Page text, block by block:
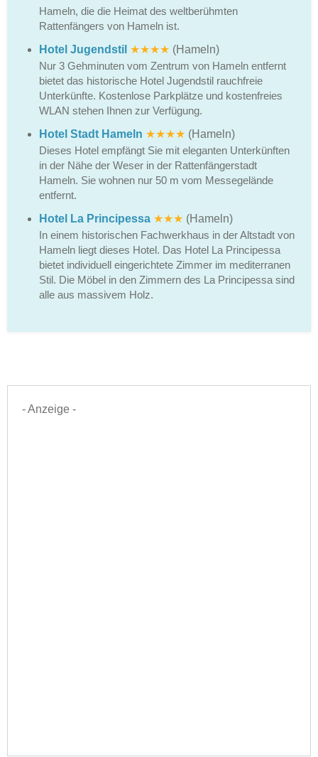
Hameln, die die Heimat des weltberühmten
Rattenfängers von Hameln ist.
Hotel Jugendstil ★★★★ (Hameln)
Nur 3 Gehminuten vom Zentrum von Hameln entfernt
bietet das historische Hotel Jugendstil rauchfreie
Unterkünfte. Kostenlose Parkplätze und kostenfreies
WLAN stehen Ihnen zur Verfügung.
Hotel Stadt Hameln ★★★★ (Hameln)
Dieses Hotel empfängt Sie mit eleganten Unterkünften
in der Nähe der Weser in der Rattenfängerstadt
Hameln. Sie wohnen nur 50 m vom Messegelände
entfernt.
Hotel La Principessa ★★★ (Hameln)
In einem historischen Fachwerkhaus in der Altstadt von
Hameln liegt dieses Hotel. Das Hotel La Principessa
bietet individuell eingerichtete Zimmer im mediterranen
Stil. Die Möbel in den Zimmern des La Principessa sind
alle aus massivem Holz.
- Anzeige -